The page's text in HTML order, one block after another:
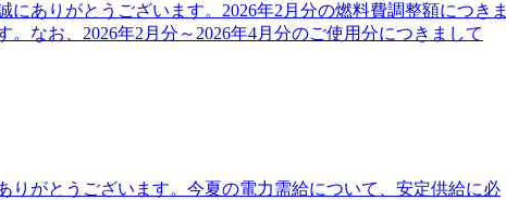
ありがとうございます。2026年2月分の燃料費調整額につきま
なお、2026年2月分～2026年4月分のご使用分につきまして
りがとうございます。今夏の電力需給について、安定供給に必